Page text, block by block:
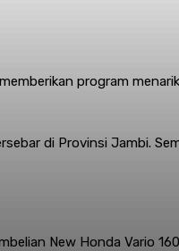
program
di Provinsi Jambi.
New Honda Vario